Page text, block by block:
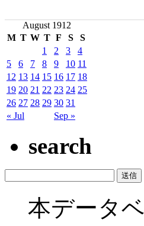
August 1912
M T W T F S S
« Jul Sep »
1 2 3
4
5
6 7 8 9 10 11
12 13 14 15 16 17 18
19 20 21 22 23 24 25
26 27 28 29 30 31
search
本データ